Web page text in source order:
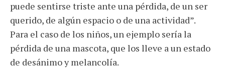
puede sentirse triste ante una pérdida, de un ser
querido, de algún espacio o de una actividad”.
Para el caso de los niños, un ejemplo sería la
pérdida de una mascota, que los lleve a un estado
de desánimo y melancolía.